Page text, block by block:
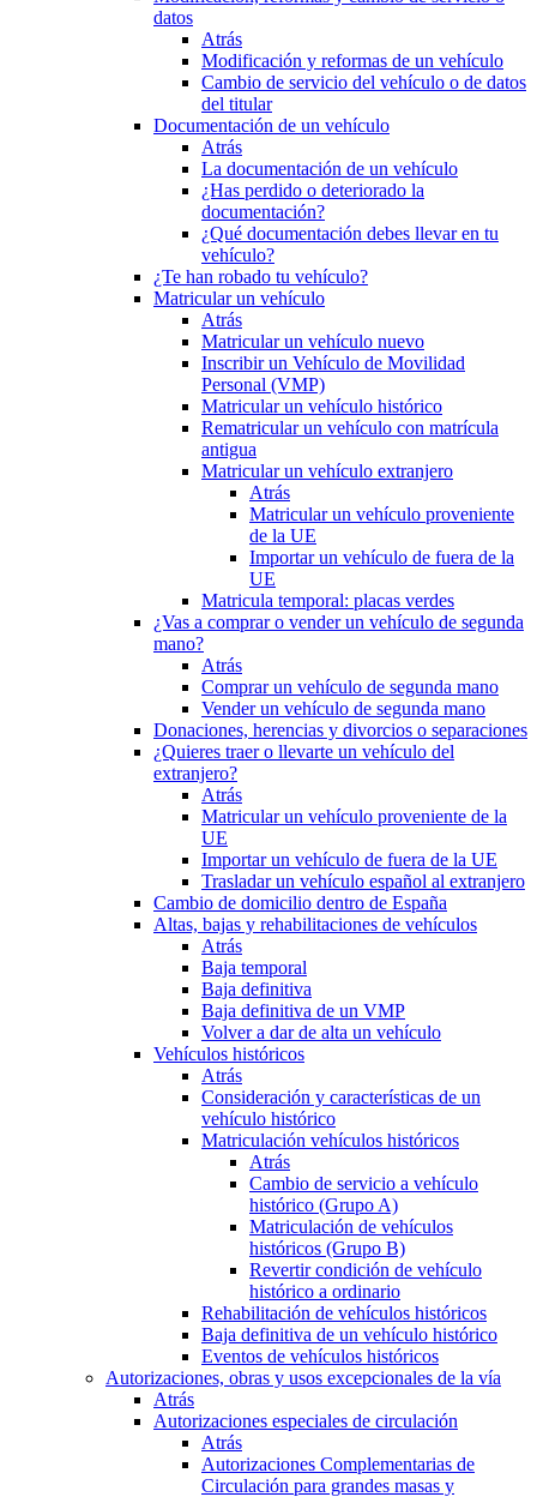
datos
Atrás
Modificación y reformas de un vehículo
Cambio de servicio del vehículo o de datos
del titular
Documentación de un vehículo
Atrás
La documentación de un vehículo
¿Has perdido o deteriorado la
documentación?
¿Qué documentación debes llevar en tu
vehículo?
¿Te han robado tu vehículo?
Matricular un vehículo
Atrás
Matricular un vehículo nuevo
Inscribir un Vehículo de Movilidad
Personal (VMP)
Matricular un vehículo histórico
Rematricular un vehículo con matrícula
antigua
Matricular un vehículo extranjero
Atrás
Matricular un vehículo proveniente
de la UE
Importar un vehículo de fuera de la
UE
Matricula temporal: placas verdes
¿Vas a comprar o vender un vehículo de segunda
mano?
Atrás
Comprar un vehículo de segunda mano
Vender un vehículo de segunda mano
Donaciones, herencias y divorcios o separaciones
¿Quieres traer o llevarte un vehículo del
extranjero?
Atrás
Matricular un vehículo proveniente de la
UE
Importar un vehículo de fuera de la UE
Trasladar un vehículo español al extranjero
Cambio de domicilio dentro de España
Altas, bajas y rehabilitaciones de vehículos
Atrás
Baja temporal
Baja definitiva
Baja definitiva de un VMP
Volver a dar de alta un vehículo
Vehículos históricos
Atrás
Consideración y características de un
vehículo histórico
Matriculación vehículos históricos
Atrás
Cambio de servicio a vehículo
histórico (Grupo A)
Matriculación de vehículos
históricos (Grupo B)
Revertir condición de vehículo
histórico a ordinario
Rehabilitación de vehículos históricos
Baja definitiva de un vehículo histórico
Eventos de vehículos históricos
Autorizaciones, obras y usos excepcionales de la vía
Atrás
Autorizaciones especiales de circulación
Atrás
Autorizaciones Complementarias de
Circulación para grandes masas y